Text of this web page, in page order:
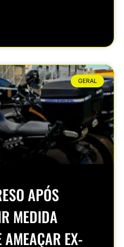
GERAL
APÓS
MEDIDA
AMEAÇAR EX-